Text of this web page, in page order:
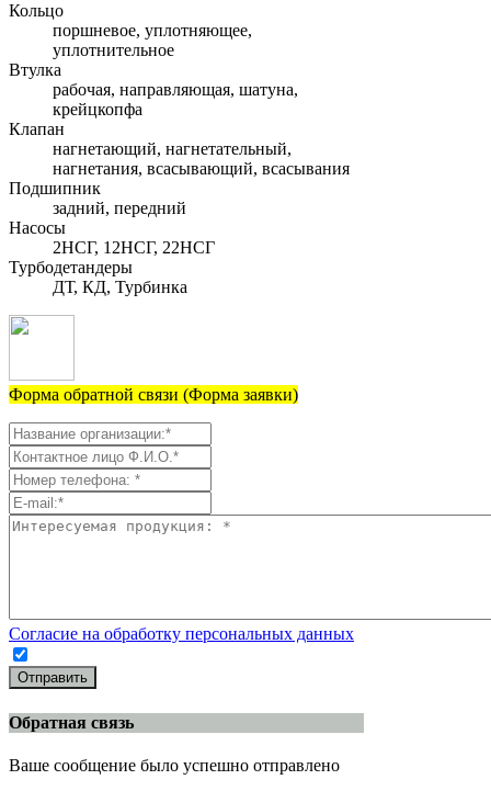
Кольцо
поршневое, уплотняющее,
уплотнительное
Втулка
рабочая, направляющая, шатуна,
крейцкопфа
Клапан
нагнетающий, нагнетательный,
нагнетания, всасывающий, всасывания
Подшипник
задний, передний
Насосы
2НСГ, 12НСГ, 22НСГ
Турбодетандеры
ДТ, КД, Турбинка
Форма обратной связи (Форма заявки)
Согласие на обработку персональных данных
Отправить
Обратная связь
Ваше сообщение было успешно отправлено